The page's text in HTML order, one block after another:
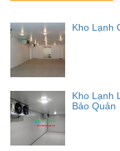
Kho Lạnh
Kho Lạnh
Bảo Quản